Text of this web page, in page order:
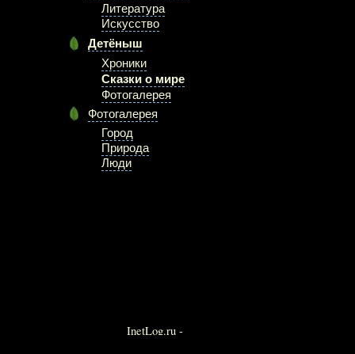
Литература
Искусство
Детёныш
Хроники
Сказки о мире
Фотогалерея
Фотогалерея
Город
Природа
Люди